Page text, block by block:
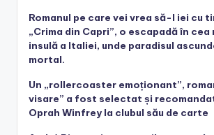
Romanul pe care vei vrea să-l iei cu
„Crima din Capri”, o escapadă în
insulă a Italiei, unde paradisul
mortal.
Un „rollercoaster emoționant”,
visare” a fost selectat și
Oprah Winfrey la clubul său de carte